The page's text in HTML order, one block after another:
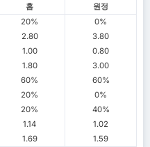
홈
원정
20%
0%
2.80
3.80
1.00
0.80
1.80
3.00
60%
60%
20%
0%
20%
40%
1.14
1.02
1.69 1.59